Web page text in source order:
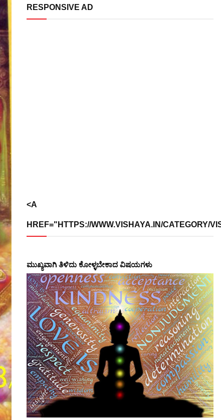
RESPONSIVE AD
<A
HREF="HTTPS://WWW.VISHAYA.IN/CATEGORY/
ಮುಖ್ಯವಾಗಿ ತಿಳಿದು ಕೋಳ್ಳಬೇಕಾದ ವಿಷಯಗಳು